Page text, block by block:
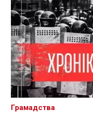
Грамадства